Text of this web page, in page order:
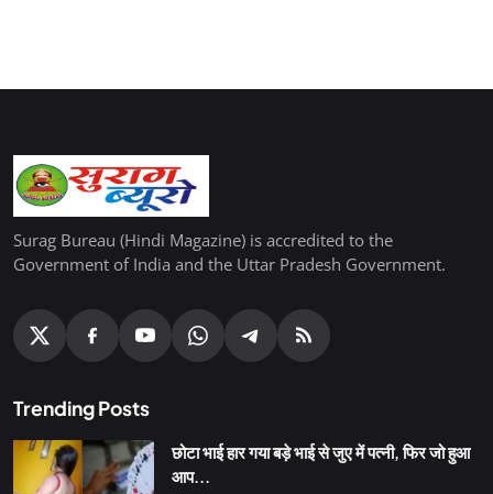
Surag Bureau (Hindi Magazine) is accredited to the
Government of India and the Uttar Pradesh Government.
Trending Posts
छोटा भाई हार गया बड़े भाई से जुए में पत्नी, फिर जो हुआ
आप...